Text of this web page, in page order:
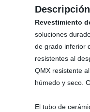
Revestimiento
soluciones
de grado inferior
resistentes al
QMX resistente
húmedo y seco.
El tubo de